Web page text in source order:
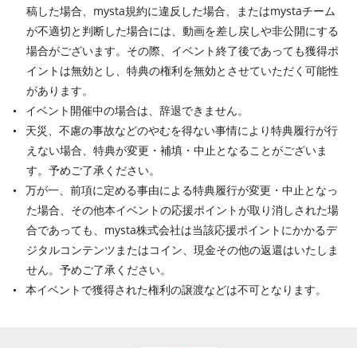
稿した場合、mysta規約に違反した場合、またはmystaチーム
が不適切と判断した場合には、動画を差し戻しや非公開にする
場合がございます。その際、イベント終了後であっても獲得ポ
イントは無効とし、特典の権利を無効とさせていただく可能性
があります。
イベント開催中の場合は、辞退できません。
天災、不慮の事故などのやむを得ない事情により特典履行が行
えない場合、特典が変更・補填・中止となることがございま
す。予めご了承ください。
万が一、前項に定める事由による特典履行が変更・中止となっ
た場合、その他本イベントの応援ポイントが取り消しされた場
合であっても、mysta株式会社は当該応援ポイントにかかるデ
ジタルコンテンツまたはコイン、現金その他の返還はいたしま
せん。予めご了承ください。
本イベントで獲得された権利の譲渡などは不可となります。